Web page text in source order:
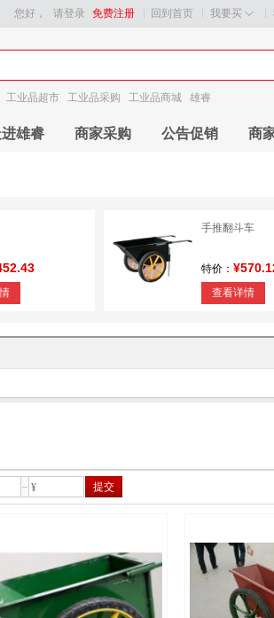
回到首页 我要买
您好， 请登录 免费注册
工业品超市 工业品采购 工业品商城 雄睿
雄睿 商家采购 公告促销 商
手推翻斗车
特价：
查看详情
¥ 提交